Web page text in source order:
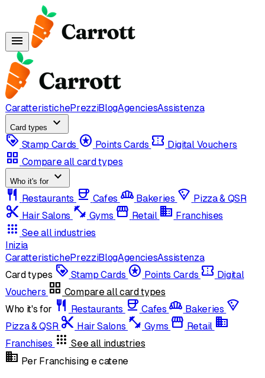
menu
CaratteristichePrezziBlogAgenciesAssistenza
Card types
expand_more
loyalty Stamp Cards stars Points Cards confirmation_number Digital Vouchers
grid_view Compare all card types
Who it's for expand_more
restaurant Restaurants coffee Cafes bakery_dining Bakeries local_pizza Pizza & QSR
content_cut Hair Salons fitness_center Gyms storefront Retail domain Franchises
apps See all industries
Inizia
CaratteristichePrezziBlogAgenciesAssistenza
Card types loyalty Stamp Cards stars Points Cards confirmation_number Digital
Vouchers grid_view Compare all card types
Who it's for restaurant Restaurants coffee Cafes bakery_dining Bakeries local_pizza
Pizza & QSR content_cut Hair Salons fitness_center Gyms storefront Retail domain
Franchises apps See all industries
domain Per Franchising e catene